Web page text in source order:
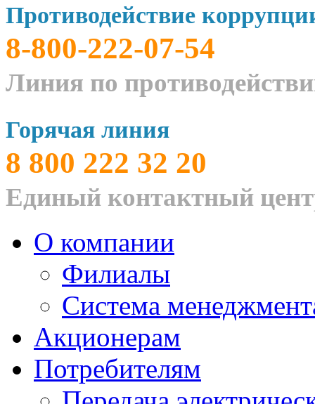
Противодействие
8-800-222-07-54
Линия по
Горячая линия
8 800 222 32 20
Единый контактный
О компании
Филиалы
Система
Акционерам
Потребителям